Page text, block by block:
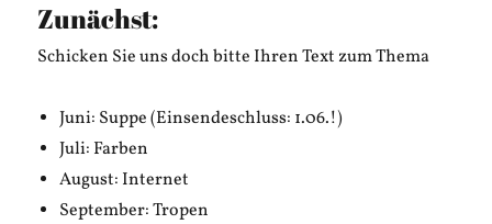
Zunächst:
Schicken Sie uns doch bitte Ihren Text zum Thema
Juni: Suppe (Einsendeschluss: 1.06.!)
Juli: Farben
August: Internet
September: Tropen